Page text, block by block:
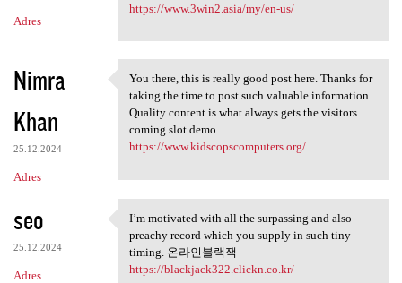
Adres
https://www.3win2.asia/my/en-us/
Nimra
Khan
25.12.2024
Adres
You there, this is really
You there, this is really good post here. Thanks for
taking the time to post such valuable information.
Quality content is what always gets the visitors
coming.slot demo
https://www.kidscopscomputers.org/
seo
25.12.2024
Adres
I’m motivated with all the
I’m motivated with all the surpassing and also
preachy record which you supply in such tiny
timing. 온라인블랙잭
https://blackjack322.clickn.co.kr/